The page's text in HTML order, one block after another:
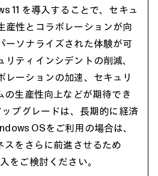
11 を導入することで、セキュ
産性とコラボレーションが向
ーソナライズされた体験が可
ティインシデントの削減、
レーションの加速、セキュリ
の生産性向上などが期待でき
ップグレードは、長期的に経済
OSをご利用の場合は、
スをさらに前進させるため
をご検討ください。